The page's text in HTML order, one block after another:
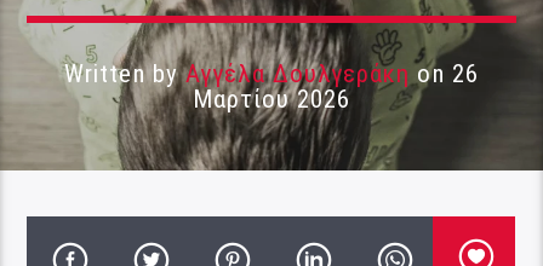
Written byΑγγέλα Δουλγεράκη on 26
Μαρτίου 2026